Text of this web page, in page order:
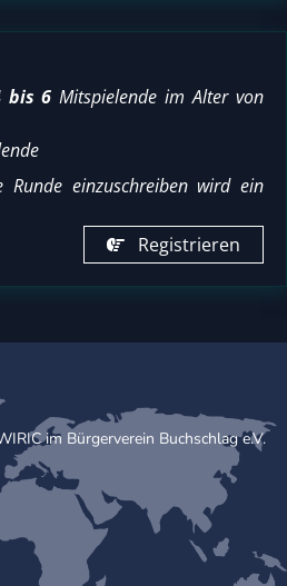
bis 6 Mitspielende im Alter von
einzuschreiben wird ein
Registrieren
im Bürgerverein Buchschlag e.V.